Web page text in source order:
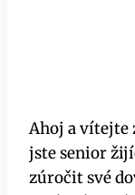
Ahoj a vítejte
jste senior
zúročit své